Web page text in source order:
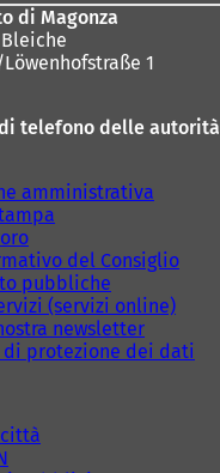
di Magonza
1
telefono delle autorità
amministrativa
del Consiglio
pubbliche
(servizi online)
newsletter
protezione dei dati